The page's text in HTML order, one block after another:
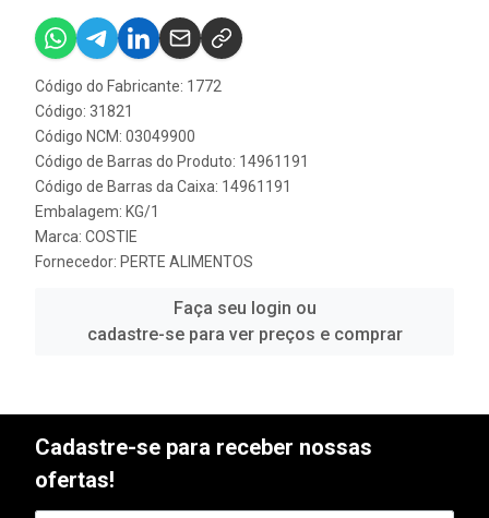
Código do Fabricante: 1772
Código: 31821
Código NCM: 03049900
Código de Barras do Produto: 14961191
Código de Barras da Caixa: 14961191
Embalagem: KG/1
Marca: COSTIE
Fornecedor: PERTE ALIMENTOS
Faça seu login ou
cadastre-se para ver preços e comprar
Cadastre-se para receber nossas
ofertas!